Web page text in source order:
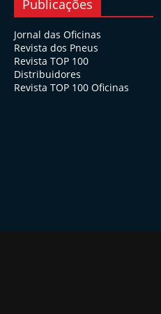
Publicações
Jornal das Oficinas
Revista dos Pneus
Revista TOP 100
Distribuidores
Revista TOP 100 Oficinas